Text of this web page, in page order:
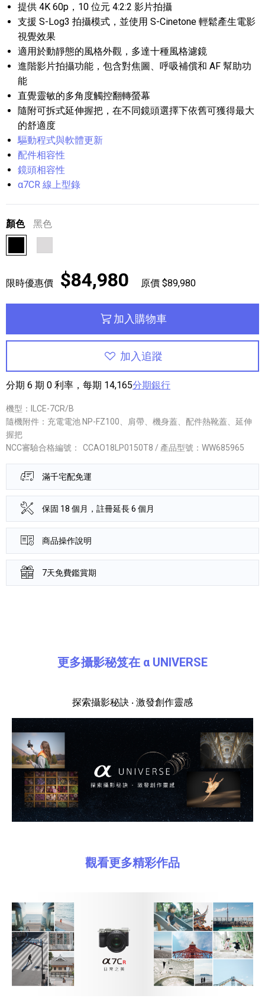
提供 4K 60p，10 位元 4:2:2 影片拍攝
支援 S-Log3 拍攝模式，並使用 S-Cinetone 輕鬆產生電影
視覺效果
適用於動靜態的風格外觀，多達十種風格濾鏡
進階影片拍攝功能，包含對焦圖、呼吸補償和 AF 幫助功
能
直覺靈敏的多角度觸控翻轉螢幕
隨附可拆式延伸握把，在不同鏡頭選擇下依舊可獲得最大
的舒適度
驅動程式與軟體更新
配件相容性
鏡頭相容性
α7CR 線上型錄
顏色 黑色
限時優惠價 $84,980 原價 $89,980
加入購物車
加入追蹤
分期 6 期 0 利率，每期 14,165分期銀行
機型：ILCE-7CR/B
隨機附件：充電電池 NP-FZ100、肩帶、機身蓋、配件熱靴蓋、延伸
握把
NCC審驗合格編號：
CCAO18LP0150T8 / 產品型號：WW685965
滿千宅配免運
保固 18 個月，註冊延長 6 個月
商品操作說明
7天免費鑑賞期
更多攝影秘笈在 α UNIVERSE
探索攝影秘訣 ‧ 激發創作靈感
觀看更多精彩作品